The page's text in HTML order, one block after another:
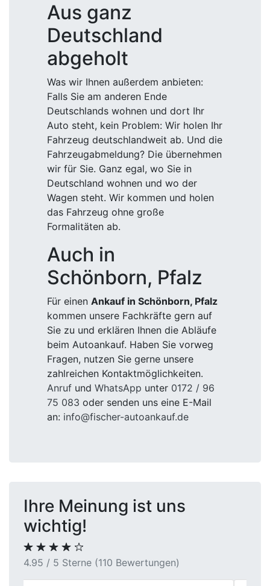
Aus ganz
Deutschland
abgeholt
Was wir Ihnen außerdem anbieten:
Falls Sie am anderen Ende
Deutschlands wohnen und dort Ihr
Auto steht, kein Problem: Wir holen Ihr
Fahrzeug deutschlandweit ab. Und die
Fahrzeugabmeldung? Die übernehmen
wir für Sie. Ganz egal, wo Sie in
Deutschland wohnen und wo der
Wagen steht. Wir kommen und holen
das Fahrzeug ohne große
Formalitäten ab.
Auch in
Schönborn, Pfalz
Für einen Ankauf in Schönborn, Pfalz
kommen unsere Fachkräfte gern auf
Sie zu und erklären Ihnen die Abläufe
beim Autoankauf. Haben Sie vorweg
Fragen, nutzen Sie gerne unsere
zahlreichen Kontaktmöglichkeiten.
Anruf und WhatsApp unter 0172 / 96
75 083 oder senden uns eine E-Mail
an: info@fischer-autoankauf.de
Ihre Meinung ist uns
wichtig!
4.95 / 5 Sterne (110 Bewertungen)